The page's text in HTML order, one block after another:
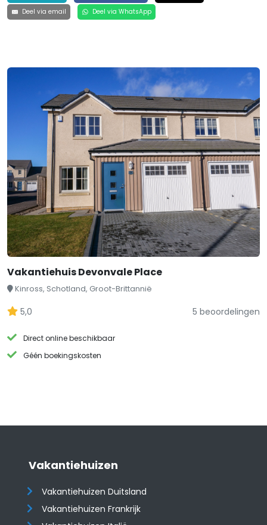
Deel via email
Deel via WhatsApp
Vakantiehuis Devonvale Place
Kinross, Schotland, Groot-Brittannië
5,0 5 beoordelingen
Direct online beschikbaar
Géén boekingskosten
Vakantiehuizen
Vakantiehuizen Duitsland
Vakantiehuizen Frankrijk